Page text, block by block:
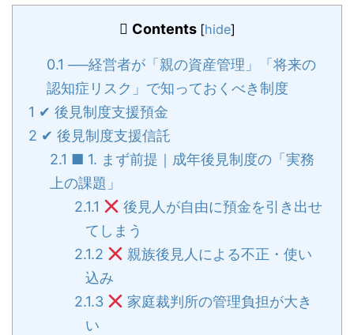
Contents [hide]
0.1 ──経営者が「親の資産管理」「将来の
認知症リスク」で知っておくべき制度
1 ✔ 後見制度支援預金
2 ✔ 後見制度支援信託
2.1 ■ 1. まず前提｜成年後見制度の「実務
上の課題」
2.1.1
後見人が自由に預金を引き出せ
てしまう
2.1.2
親族後見人による不正・使い
込み
2.1.3
家庭裁判所の管理負担が大き
い